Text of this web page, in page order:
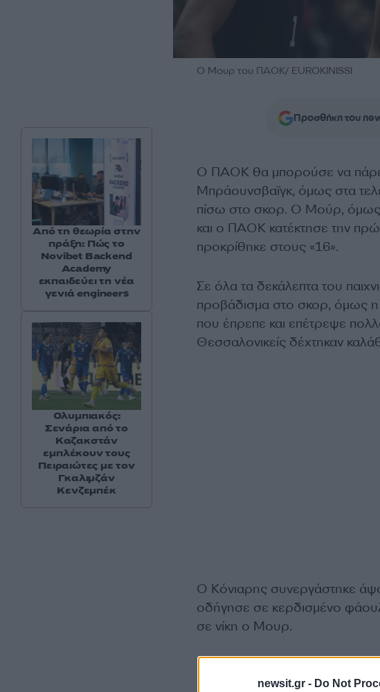
newsit.gr - Do Not
Ο Μουρ του ΠΑΟΚ/ EUROKINISSI
Προσθήκη του
Ο ΠΑΟΚ θα μπορούσε να πάρει
Μπράουνσβαϊγκ, όμως στα
πίσω στο σκορ. Ο Μούρ, όμως
και ο ΠΑΟΚ κατέκτησε την
προκρίθηκε στους «16».
Σε όλα τα δεκάλεπτα του
προβάδισμα στο σκορ, όμως η
που έπρεπε και επέτρεψε
Θεσσαλονικείς δέχτηκαν
Ο Κόνιαρης συνεργάστηκε
οδήγησε σε κερδισμένο
σε νίκη ο Μουρ.
Από τη θεωρία στην
πράξη: Πώς το
Novibet Backend
Academy
εκπαιδεύει τη νέα
γενιά engineers
Ολυμπιακός:
Σενάρια από το
Καζακστάν
εμπλέκουν τους
Πειραιώτες με τον
Γκαλιμζάν
Κενζεμπέκ